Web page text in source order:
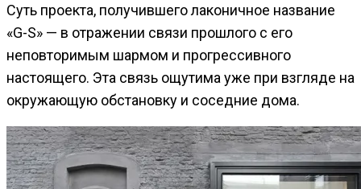
Суть проекта, получившего лаконичное название
«G-S» — в отражении связи прошлого с его
неповторимым шармом и прогрессивного
настоящего. Эта связь ощутима уже при взгляде на
окружающую обстановку и соседние дома.